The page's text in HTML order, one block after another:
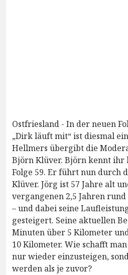
Ostfriesland - In der neuen
„Dirk läuft mit“ ist diesmal
Hellmers übergibt die
Björn Klüver. Björn kennt ihr
Folge 59. Er führt nun durch
Klüver. Jörg ist 57 Jahre alt
vergangenen 2,5 Jahren
– und dabei seine
gesteigert. Seine aktuellen
Minuten über 5 Kilometer
10 Kilometer. Wie schafft
nur wieder einzusteigen,
werden als je zuvor?